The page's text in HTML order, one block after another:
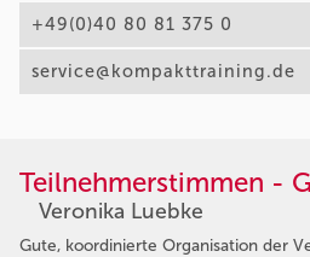
+49(0)40 80 81 375 0
service@kompakttraining.de
Teilnehmerstimmen -
Veronika Luebke
Gute, koordinierte Organisation der